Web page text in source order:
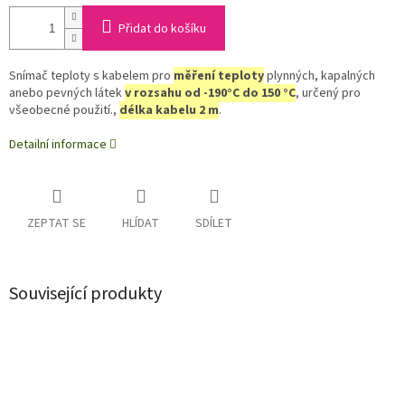
Přidat do košíku
Snímač teploty s kabelem pro měření teplotyplynných, kapalných
anebo pevných látekv rozsahu od -190°C do 150 °C, určený pro
všeobecné použití., délka kabelu 2 m.
Detailní informace
ZEPTAT SE HLÍDAT SDÍLET
Související produkty